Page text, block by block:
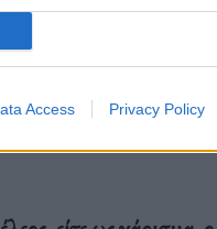
Access Privacy Policy
Grazia, ας το
να
κόσμο γρήγορου